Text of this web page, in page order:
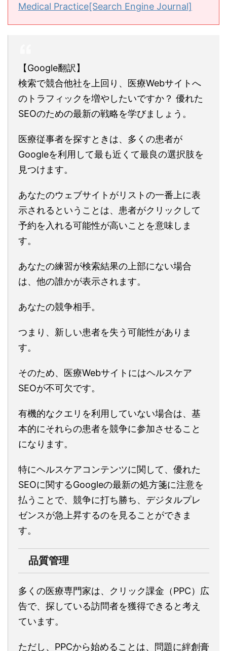
Medical Practice[Search Engine Journal]
【Google翻訳】
検索で競合他社を上回り、医療Webサイトへ
のトラフィックを増やしたいですか？ 優れた
SEOのための最新の戦略を学びましょう。
医療従事者を探すときは、多くの患者が
Googleを利用して最も近くて最良の選択肢を
見つけます。
あなたのウェブサイトがリストの一番上に表
示されるということは、患者がクリックして
予約を入れる可能性が高いことを意味しま
す。
あなたの練習が検索結果の上部にない場合
は、他の誰かが表示されます。
あなたの競争相手。
つまり、新しい患者を失う可能性がありま
す。
そのため、医療Webサイトにはヘルスケア
SEOが不可欠です。
有機的なクエリを利用していない場合は、基
本的にそれらの患者を競争に参加させること
になります。
特にヘルスケアコンテンツに関して、優れた
SEOに関するGoogleの最新の処方箋に注意を
払うことで、競争に打ち勝ち、デジタルプレ
ゼンスが急上昇するのを見ることができま
す。
品質管理
多くの医療専門家は、クリック課金（PPC）広
告で、探している訪問者を獲得できると考え
ています。
ただし、PPCから始めることは、問題に絆創膏